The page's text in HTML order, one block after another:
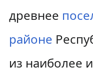
древнее
районе
из наиболее